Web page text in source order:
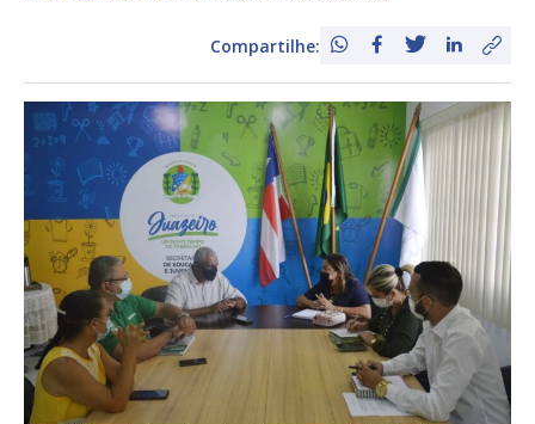
Compartilhe: